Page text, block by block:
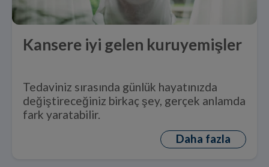
Kansere iyi gelen kuruyemişler
Tedaviniz sırasında günlük hayatınızda
değiştireceğiniz birkaç şey, gerçek anlamda
fark yaratabilir.
Daha fazla